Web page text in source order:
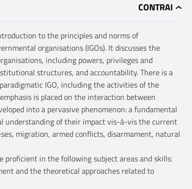
to the principles and norms of
organisations (IGOs). It discusses the
including powers, privileges and
structures, and accountability. There is a
IGO, including the activities of the
is placed on the interaction between
into a pervasive phenomenon: a fundamental
understanding of their impact vis-à-vis the current
migration, armed conflicts, disarmament, natural
proficient in the following subject areas and skills:
and the theoretical approaches related to